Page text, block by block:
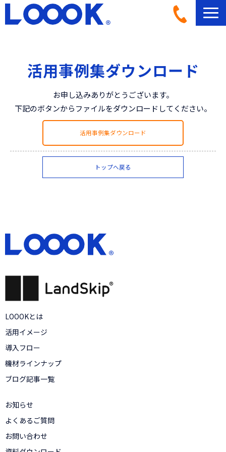
導入事例一覧
導入フロー
機材ラインナップ
ブログ記事一覧
よくあるご質問
お問い合わせ
活用事例集ダウンロード
お申し込みありがとうございます。
下記のボタンからファイルをダウンロードしてください。
活用事例集ダウンロード
トップへ戻る
LOOOKとは
活用イメージ
導入フロー
機材ラインナップ
ブログ記事一覧
お知らせ
よくあるご質問
お問い合わせ